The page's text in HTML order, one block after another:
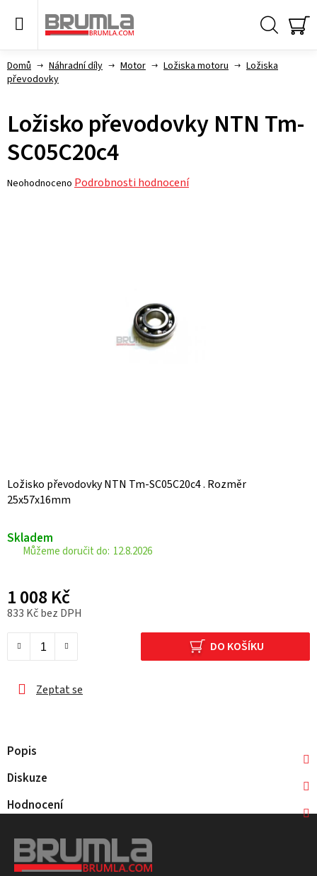
Domů Náhradní díly Motor Ložiska motoru
Ložiska
převodovky
Ložisko převodovky NTN Tm-SC05C20c4 . Rozměr
25x57x16mm
Skladem
12.8.2026
1 008 Kč
833 Kč bez DPH
DO KOŠÍKU
Zeptat se
Ložisko převodovky NTN Tm-
SC05C20c4
Průměrné
Neohodnoceno Podrobnosti hodnocení
Popis
Diskuze
Hodnocení